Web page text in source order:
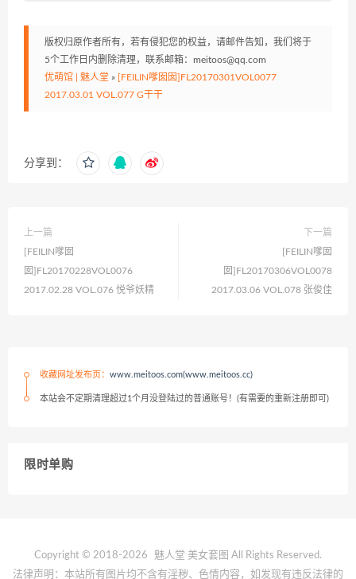
版权归原作者所有，若有侵犯您的权益，请邮件告知，我们将于
5个工作日内删除清理，联系邮箱：meitoos@qq.com
优萌馆 | 魅人堂 » [FEILIN嗲囡囡]FL20170301VOL0077
2017.03.01 VOL.077 G干干
分享到：
上一篇
[FEILIN嗲囡
囡]FL20170228VOL0076
2017.02.28 VOL.076 悦爷妖精
下一篇
[FEILIN嗲囡
囡]FL20170306VOL0078
2017.03.06 VOL.078 张俊佳
收藏网址发布页： www.meitoos.com(www.meitoos.cc)
本站会不定期清理超过1个月没登陆过的普通账号！(有需要的重新注册即可)
限时单购
Copyright © 2018-2026 魅人堂 美女套图 All Rights Reserved.
法律声明：本站所有图片均不含有淫秽、色情内容，如发现有违反法律的